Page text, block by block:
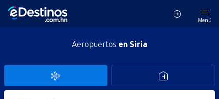
Menú
Aeropuertos en Siria